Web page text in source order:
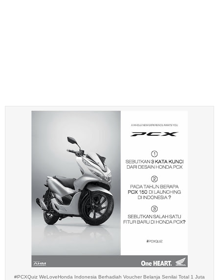
#PCXQuiz WeLoveHonda Indonesia Berhadiah Voucher Belanja Senilai Total 1 Juta